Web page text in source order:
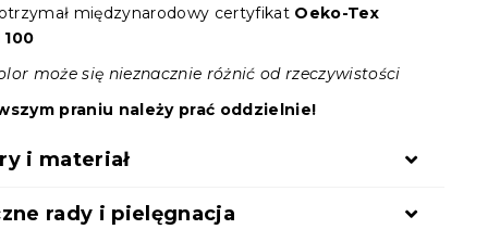
międzynarodowy certyfikat Oeko-Tex
może się nieznacznie różnić od rzeczywistości
praniu należy prać oddzielnie!
i materiał
rady i pielęgnacja